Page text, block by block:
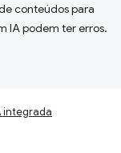
conteúdos para
IA podem ter erros.
integrada